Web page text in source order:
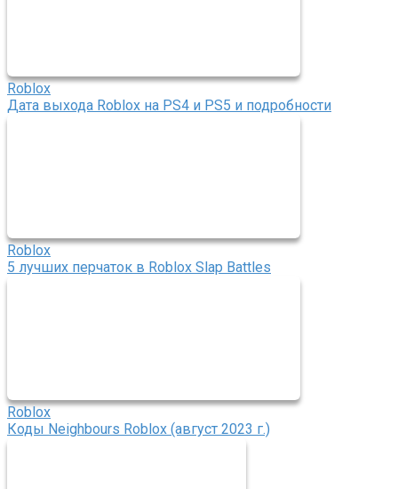
Roblox
Дата выхода Roblox на PS4 и PS5 и подробности
Roblox
5 лучших перчаток в Roblox Slap Battles
Roblox
Коды Neighbours Roblox (август 2023 г.)